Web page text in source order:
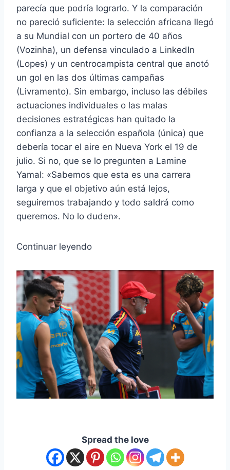
parecía que podría lograrlo. Y la comparación
no pareció suficiente: la selección africana llegó
a su Mundial con un portero de 40 años
(Vozinha), un defensa vinculado a LinkedIn
(Lopes) y un centrocampista central que anotó
un gol en las dos últimas campañas
(Livramento). Sin embargo, incluso las débiles
actuaciones individuales o las malas
decisiones estratégicas han quitado la
confianza a la selección española (única) que
debería tocar el aire en Nueva York el 19 de
julio. Si no, que se lo pregunten a Lamine
Yamal: «Sabemos que esta es una carrera
larga y que el objetivo aún está lejos,
seguiremos trabajando y todo saldrá como
queremos. No lo duden».
Continuar leyendo
Spread the love